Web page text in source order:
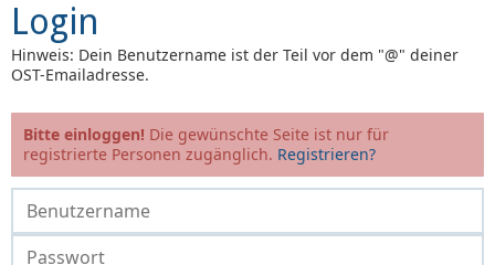
Login
Hinweis: Dein Benutzername ist der Teil vor dem "@" deiner
OST-Emailadresse.
Bitte einloggen! Die gewünschte Seite ist nur für
registrierte Personen zugänglich. Registrieren?